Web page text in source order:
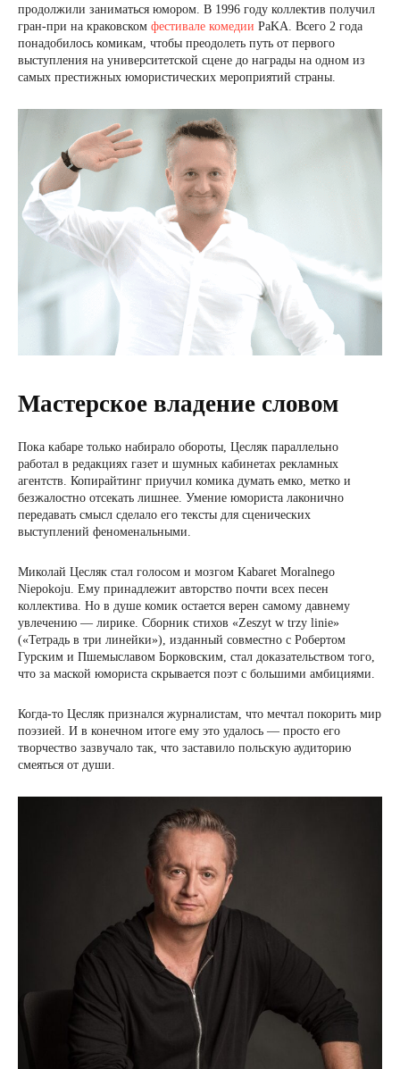
продолжили заниматься юмором. В 1996 году коллектив получил
гран-при на краковском фестивале комедии PaKA. Всего 2 года
понадобилось комикам, чтобы преодолеть путь от первого
выступления на университетской сцене до награды на одном из
самых престижных юмористических мероприятий страны.
Мастерское владение словом
Пока кабаре только набирало обороты, Цесляк параллельно
работал в редакциях газет и шумных кабинетах рекламных
агентств. Копирайтинг приучил комика думать емко, метко и
безжалостно отсекать лишнее. Умение юмориста лаконично
передавать смысл сделало его тексты для сценических
выступлений феноменальными.
Миколай Цесляк стал голосом и мозгом Kabaret Moralnego
Niepokoju. Ему принадлежит авторство почти всех песен
коллектива. Но в душе комик остается верен самому давнему
увлечению — лирике. Сборник стихов «Zeszyt w trzy linie»
(«Тетрадь в три линейки»), изданный совместно с Робертом
Гурским и Пшемыславом Борковским, стал доказательством того,
что за маской юмориста скрывается поэт с большими амбициями.
Когда-то Цесляк признался журналистам, что мечтал покорить мир
поэзией. И в конечном итоге ему это удалось — просто его
творчество зазвучало так, что заставило польскую аудиторию
смеяться от души.